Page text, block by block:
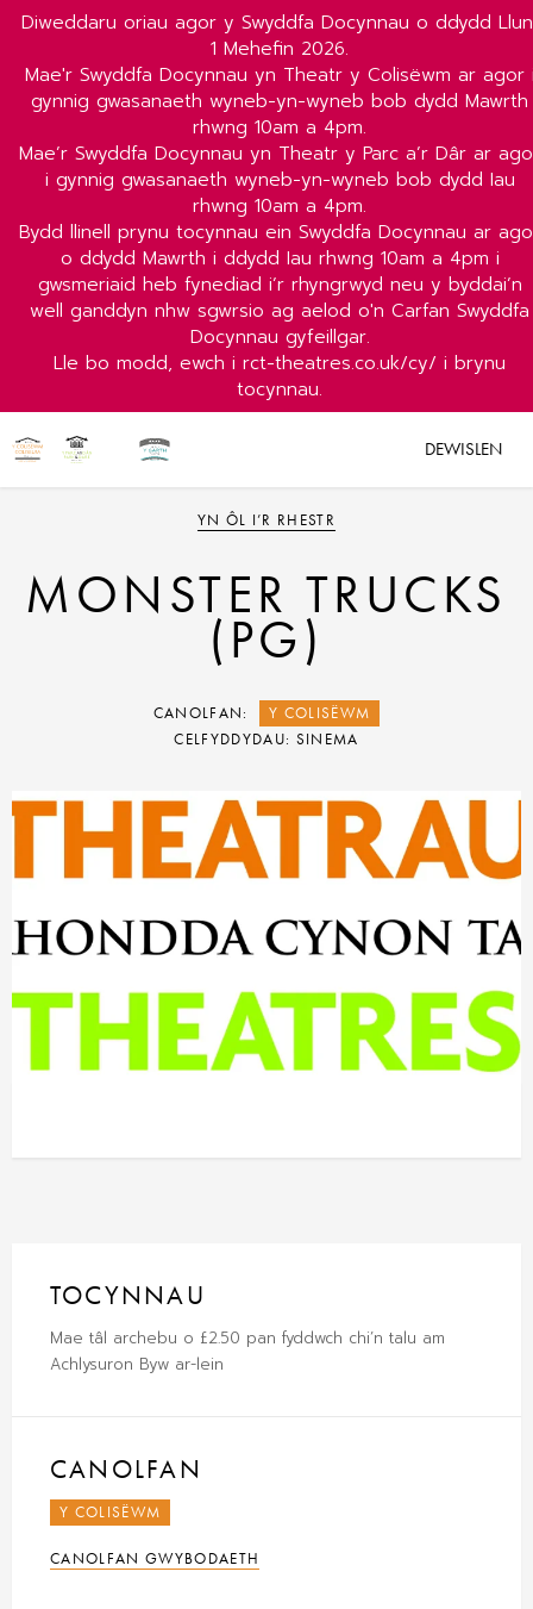
Diweddaru oriau agor y Swyddfa Docynnau o ddydd
1 Mehefin 2026.
Mae'r Swyddfa Docynnau yn Theatr y Colisëwm ar agor
gynnig gwasanaeth wyneb-yn-wyneb bob dydd Mawrth
rhwng 10am a 4pm.
Mae’r Swyddfa Docynnau yn Theatr y Parc a’r Dâr ar
i gynnig gwasanaeth wyneb-yn-wyneb bob dydd Iau
rhwng 10am a 4pm.
Bydd llinell prynu tocynnau ein Swyddfa Docynnau ar
o ddydd Mawrth i ddydd Iau rhwng 10am a 4pm i
gwsmeriaid heb fynediad i’r rhyngrwyd neu y byddai’n
well ganddyn nhw sgwrsio ag aelod o'n Carfan Swyddfa
Docynnau gyfeillgar.
Lle bo modd, ewch i rct-theatres.co.uk/cy/ i brynu
tocynnau.
DEWISLEN
YN ÔL I’R RHESTR
MONSTER TRUCKS
(PG)
CANOLFAN:
Y COLISËWM
CELFYDDYDAU: SINEMA
TOCYNNAU
Mae tâl archebu o £2.50 pan fyddwch chi’n talu am
Achlysuron Byw ar-lein
CANOLFAN
Y COLISËWM
CANOLFAN GWYBODAETH